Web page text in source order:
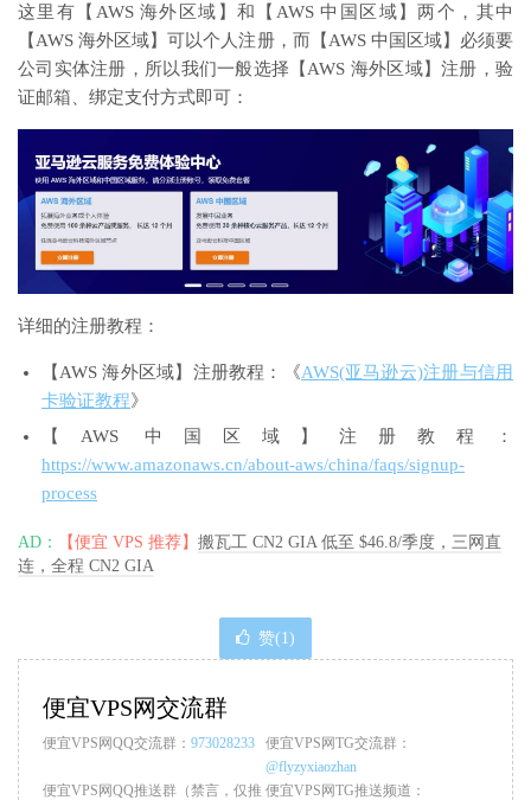
这里有【AWS 海外区域】和【AWS 中国区域】两个，其中
【AWS 海外区域】可以个人注册，而【AWS 中国区域】必须要
公司实体注册，所以我们一般选择【AWS 海外区域】注册，验
证邮箱、绑定支付方式即可：
详细的注册教程：
【AWS 海外区域】注册教程：《AWS(亚马逊云)注册与信用
卡验证教程》
【AWS 中国区域】注册教程：
https://www.amazonaws.cn/about-aws/china/faqs/signup-
process
AD： 【便宜 VPS 推荐】 搬瓦工 CN2 GIA 低至 $46.8/季度，三网直
连，全程 CN2 GIA
赞(1 )
便宜VPS网交流群
便宜VPS网QQ交流群： 973028233
便宜VPS网TG交流群：
@flyzyxiaozhan
便宜VPS网QQ推送群（禁言，仅推 便宜VPS网TG推送频道：